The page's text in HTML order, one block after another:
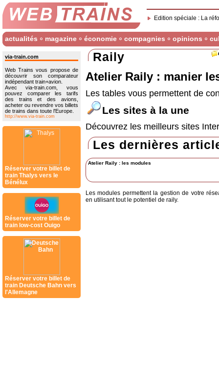
Edition spéciale : La
actualités magazine économie compagnies opinions
via-train.com
Web Trains vous propose de
découvrir son comparateur
indépendant train+avion.
Avec via-train.com, vous
pouvez comparer les tarifs
des trains et des avions,
acheter ou revendre vos billets
de trains dans toute l'Europe.
http://www.via-train.com
Réserver votre billet de
train Thalys vers le
Bénélux
Réserver votre billet de
train low-cost Ouigo
Réserver votre billet de
train Deutsche Bahn vers
l'Allemagne
Raily
Atelier Raily : manier
Les tables vous permettent de
Les sites à la une
Découvrez les meilleurs sites
Les dernières
Atelier Raily : les modules
Les modules permettent la gestion de votre
en utilisant tout le potentiel de raily.